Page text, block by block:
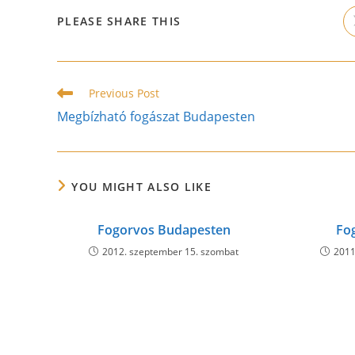
PLEASE SHARE THIS
Read
more
articles
Previous Post
Megbízható fogászat Budapesten
YOU MIGHT ALSO LIKE
Fogorvos Budapesten
2012. szeptember 15. szombat